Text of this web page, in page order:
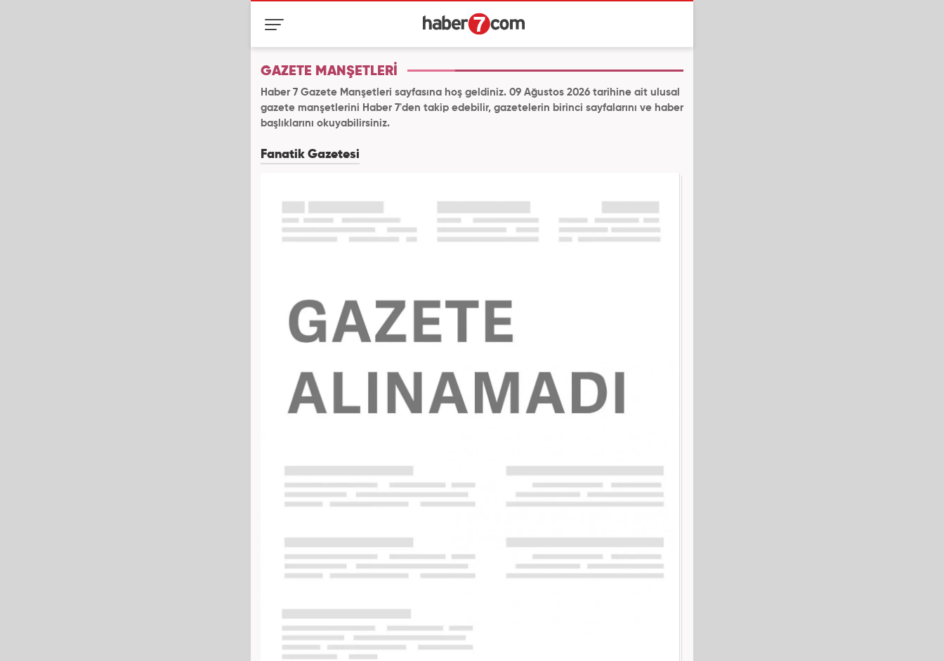
GAZETE MANŞETLERİ
Haber 7 Gazete Manşetleri sayfasına hoş geldiniz. 09 Ağustos 2026 tarihine ait ulusal
gazete manşetlerini Haber 7'den takip edebilir, gazetelerin birinci sayfalarını ve haber
başlıklarını okuyabilirsiniz.
Fanatik Gazetesi